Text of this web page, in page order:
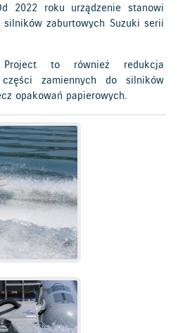
2022 roku urządzenie stanowi
silników zaburtowych Suzuki serii
to również redukcja
zamiennych do silników
opakowań papierowych.